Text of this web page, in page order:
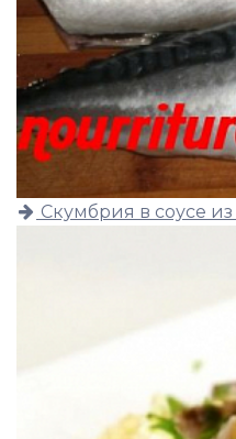
Скумбрия в соусе